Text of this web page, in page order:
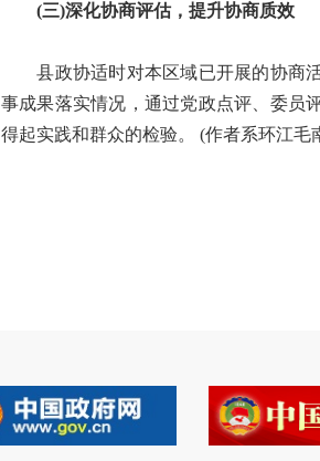
(三)深化协商评估，提升协商质效
县政协适时对本区域已开展的协商活
事成果落实情况，通过党政点评、委员
得起实践和群众的检验。 (作者系环江毛